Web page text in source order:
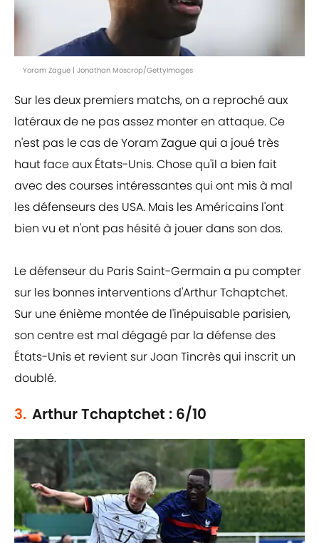
Yoram Zague | Jonathan Moscrop/GettyImages
Sur les deux premiers matchs, on a reproché aux
latéraux de ne pas assez monter en attaque. Ce
n'est pas le cas de Yoram Zague qui a joué très
haut face aux États-Unis. Chose qu'il a bien fait
avec des courses intéressantes qui ont mis à mal
les défenseurs des USA. Mais les Américains l'ont
bien vu et n'ont pas hésité à jouer dans son dos.
Le défenseur du Paris Saint-Germain a pu compter
sur les bonnes interventions d'Arthur Tchaptchet.
Sur une énième montée de l'inépuisable parisien,
son centre est mal dégagé par la défense des
États-Unis et revient sur Joan Tincrès qui inscrit un
doublé.
3. Arthur Tchaptchet : 6/10